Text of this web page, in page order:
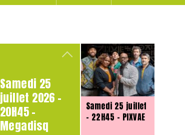
Samedi 25
juillet 2026 –
20H45 –
Megadisq
Samedi 25 juillet
– 22H45 – PIXVAE